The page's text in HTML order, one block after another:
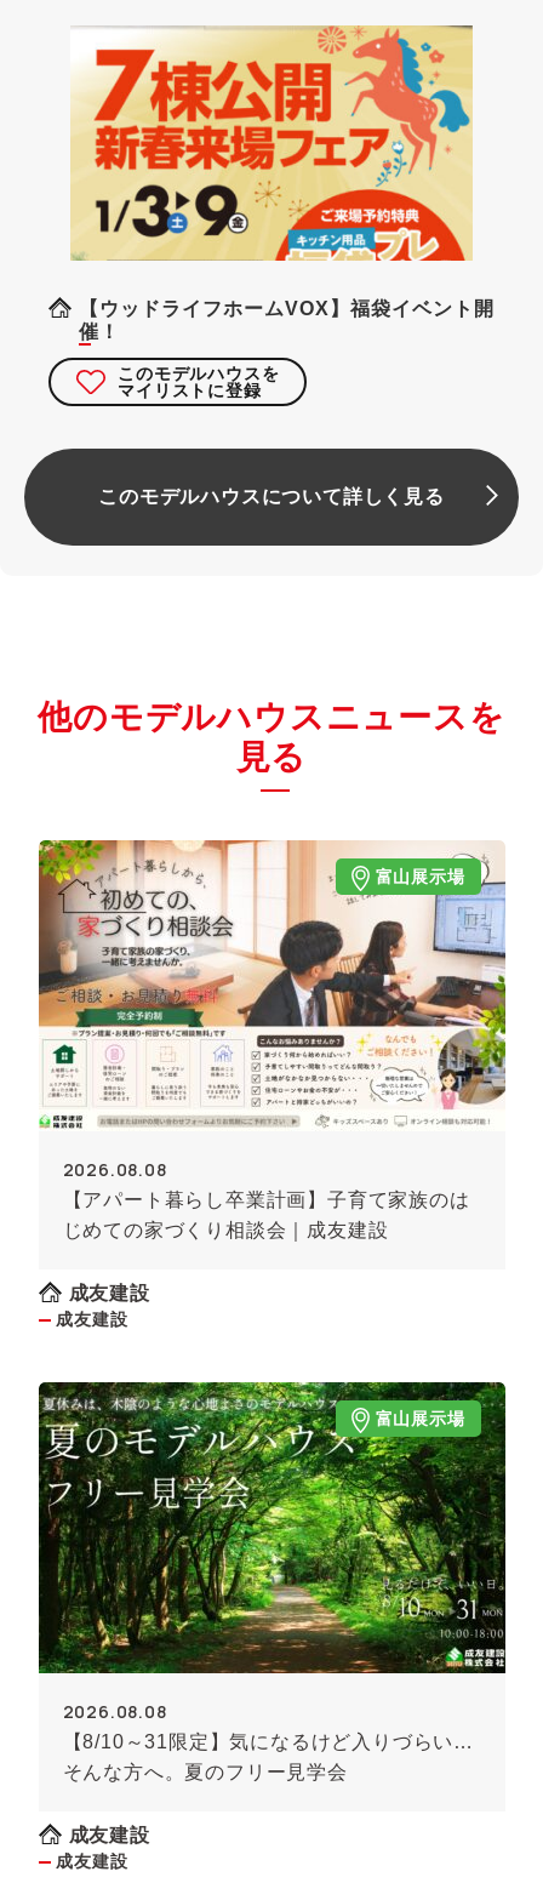
【ウッドライフホームVOX】福袋イベント開
催！
このモデルハウスを
マイリストに登録
このモデルハウスについて詳しく見る
他のモデルハウスニュースを
見る
富山展示場
2026.08.08
【アパート暮らし卒業計画】子育て家族のは
じめての家づくり相談会｜成友建設
成友建設
成友建設
富山展示場
2026.08.08
【8/10～31限定】気になるけど入りづらい…
そんな方へ。夏のフリー見学会
成友建設
成友建設